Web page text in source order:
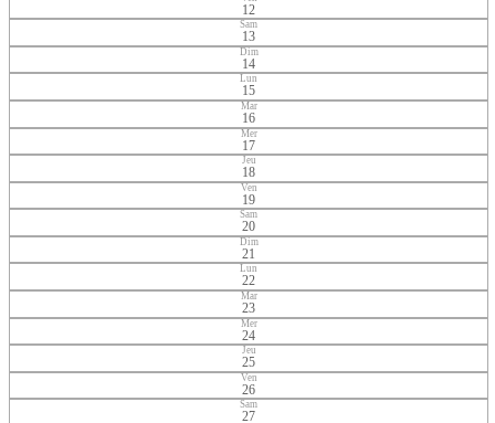
12
Sam
13
Dim
14
Lun
15
Mar
16
Mer
17
Jeu
18
Ven
19
Sam
20
Dim
21
Lun
22
Mar
23
Mer
24
Jeu
25
Ven
26
Sam
27